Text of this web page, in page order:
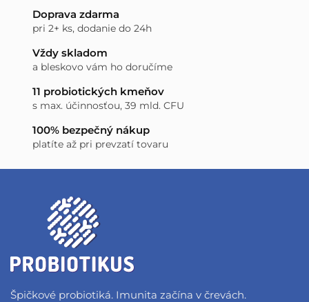
Doprava zdarma
pri 2+ ks, dodanie do 24h
Vždy skladom
a bleskovo vám ho doručíme
11 probiotických kmeňov
s max. účinnosťou, 39 mld. CFU
100% bezpečný nákup
platíte až pri prevzatí tovaru
Špičkové probiotiká. Imunita začína v črevách.